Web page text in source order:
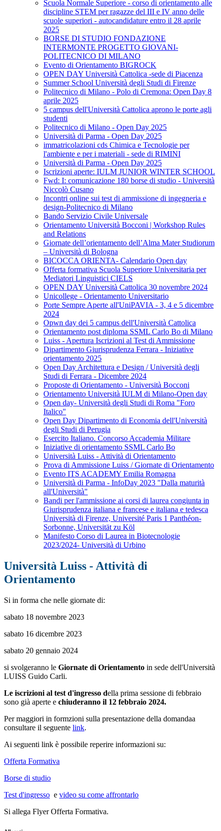
Scuola Normale Superiore - corso di orientamento alle
discipline STEM per ragazze del III e IV anno delle
scuole superiori - autocandidature entro il 28 aprile
2025
BORSE DI STUDIO FONDAZIONE
INTERMONTE PROGETTO GIOVANI-
POLITECNICO DI MILANO
Evento di Orientamento BIGROCK
OPEN DAY Università Cattolica -sede di Piacenza
Summer School Università degli Studi di Firenze
Politecnico di Milano - Polo di Cremona: Open Day 8
aprile 2025
5 campus dell'Università Cattolica aprono le porte agli
studenti
Politecnico di Milano - Open Day 2025
Università di Parma - Open Day 2025
immatricolazioni cds Chimica e Tecnologie per
l'ambiente e per i materiali - sede di RIMINI
Università di Parma - Open Day 2025
Iscrizioni aperte: IULM JUNIOR WINTER SCHOOL
Fwd: I: comunicazione 180 borse di studio - Università
Niccolò Cusano
Incontri online sui test di ammissione di ingegneria e
design-Politecnico di Milano
Bando Servizio Civile Universale
Orientamento Università Bocconi | Workshop Rules
and Relations
Giornate dell’orientamento dell’Alma Mater Studiorum
– Università di Bologna
BICOCCA ORIENTA- Calendario Open day
Offerta formativa Scuola Superiore Universitaria per
Mediatori Linguistici CIELS
OPEN DAY Università Cattolica 30 novembre 2024
Unicollege - Orientamento Universitario
Porte Sempre Aperte all'UniPAVIA - 3, 4 e 5 dicembre
2024
Opwn day dei 5 campus dell'Università Cattolica
Orientamento post diploma SSML Carlo Bo di Milano
Luiss - Apertura Iscrizioni al Test di Ammissione
Dipartimento Giurisprudenza Ferrara - Iniziative
orientamento 2025
Open Day Architettura e Design / Università degli
Studi di Ferrara - Dicembre 2024
Proposte di Orientamento - Università Bocconi
Orientamento Università IULM di Milano-Open day
Open day- Università degli Studi di Roma "Foro
Italico"
Open Day Dipartimento di Economia dell'Università
degli Studi di Perugia
Esercito Italiano. Concorso Accademia Militare
Iniziative di orientamento SSML Carlo Bo
Università Luiss - Attività di Orientamento
Prova di Ammissione Luiss / Giornate di Orientamento
Evento ITS ACADEMY Emilia Romagna
Università di Parma - InfoDay 2023 "Dalla maturità
all'Università"
Bandi per l'ammissione ai corsi di laurea congiunta in
Giurisprudenza italiana e francese e italiana e tedesca
Università di Firenze, Université Paris 1 Panthéon-
Sorbonne, Universität zu Köl
Manifesto Corso di Laurea in Biotecnologie
2023/2024- Università di Urbino
Università Luiss - Attività di
Orientamento
Si in forma che nelle giornate di:
sabato 18 novembre 2023
sabato 16 dicembre 2023
sabato 20 gennaio 2024
si svolgeranno le Giornate di Orientamento in sede dell'Università
LUISS Guido Carli.
Le iscrizioni al test d'ingresso della prima sessione di febbraio
sono già aperte e chiuderanno il 12 febbraio 2024.
Per maggiori in formzioni sulla presentazione della domandaa
consultare il seguente link.
Ai seguenti link è possibile reperire informazioni su:
Offerta Formativa
Borse di studio
Test d'ingresso e video su come affrontarlo
Si allega Flyer Offerta Formativa.